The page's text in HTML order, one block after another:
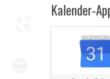
Kalender-